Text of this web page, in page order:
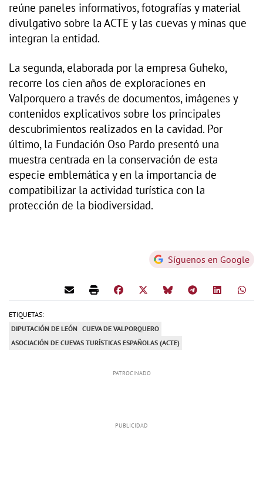
reúne paneles informativos, fotografías y material
divulgativo sobre la ACTE y las cuevas y minas que
integran la entidad.
La segunda, elaborada por la empresa Guheko,
recorre los cien años de exploraciones en
Valporquero a través de documentos, imágenes y
contenidos explicativos sobre los principales
descubrimientos realizados en la cavidad. Por
último, la Fundación Oso Pardo presentó una
muestra centrada en la conservación de esta
especie emblemática y en la importancia de
compatibilizar la actividad turística con la
protección de la biodiversidad.
Síguenos en Google
ETIQUETAS:
DIPUTACIÓN DE LEÓN CUEVA DE VALPORQUERO
ASOCIACIÓN DE CUEVAS TURÍSTICAS ESPAÑOLAS (ACTE)